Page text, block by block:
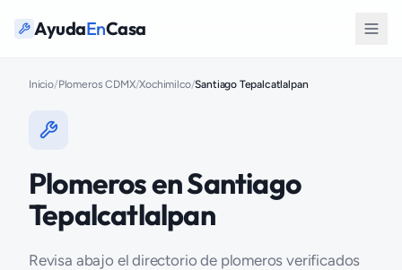
AyudaEnCasa
Inicio/Plomeros CDMX/Xochimilco/Santiago Tepalcatlalpan
Plomeros en Santiago
Tepalcatlalpan
Revisa abajo el directorio de plomeros verificados